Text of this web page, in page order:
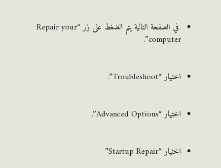
في الصفحة التالية يتم الضغط على زر “Repair your
computer”.
اختيار “Troubleshoot”.
اختيار “Advanced Options”.
اختيار “Startup Repair”